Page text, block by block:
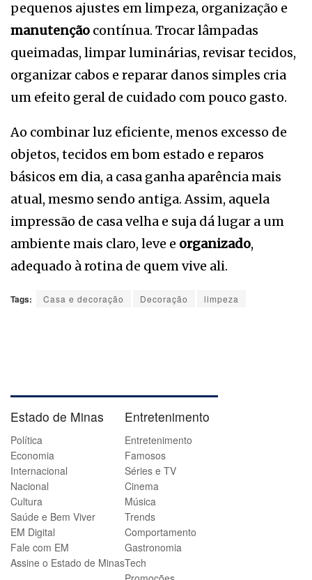
pequenos ajustes em limpeza, organização e
manutenção contínua. Trocar lâmpadas
queimadas, limpar luminárias, revisar tecidos,
organizar cabos e reparar danos simples cria
um efeito geral de cuidado com pouco gasto.
Ao combinar luz eficiente, menos excesso de
objetos, tecidos em bom estado e reparos
básicos em dia, a casa ganha aparência mais
atual, mesmo sendo antiga. Assim, aquela
impressão de casa velha e suja dá lugar a um
ambiente mais claro, leve e organizado,
adequado à rotina de quem vive ali.
Tags: Casa e decoração Decoração limpeza
Estado de Minas
Política
Economia
Internacional
Nacional
Cultura
Saúde e Bem Viver
EM Digital
Fale com EM
Assine o Estado de Minas
Entretenimento
Entretenimento
Famosos
Séries e TV
Cinema
Música
Trends
Comportamento
Gastronomia
Tech